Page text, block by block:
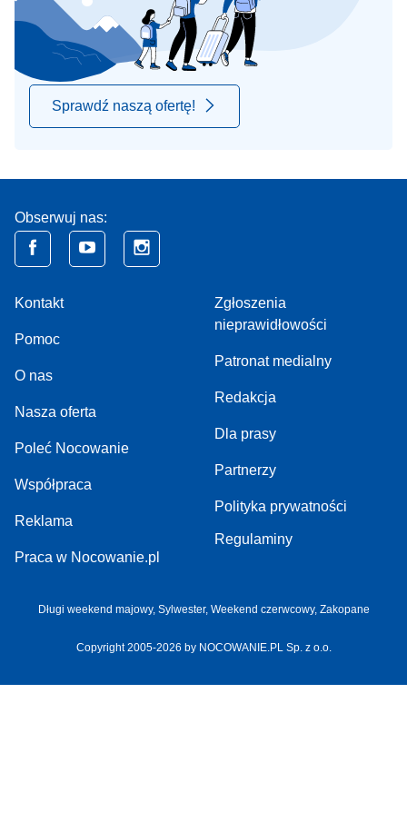
Sprawdź naszą ofertę!
Obserwuj nas:
Kontakt
Pomoc
O nas
Nasza oferta
Poleć Nocowanie
Współpraca
Reklama
Praca w Nocowanie.pl
Zgłoszenia
nieprawidłowości
Patronat medialny
Redakcja
Dla prasy
Partnerzy
Polityka prywatności
Regulaminy
Długi weekend majowy, Sylwester, Weekend czerwcowy, Zakopane
Copyright 2005-2026 by NOCOWANIE.PL Sp. z o.o.